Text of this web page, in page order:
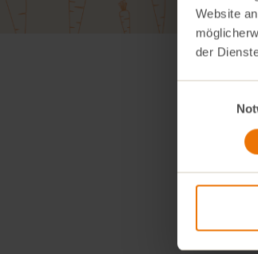
Website
der